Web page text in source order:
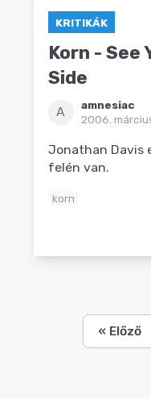
KRITIKÁK
Korn - See
Side
A
amnesiac
2006.
Jonathan Davis
felén van.
korn
« Előző